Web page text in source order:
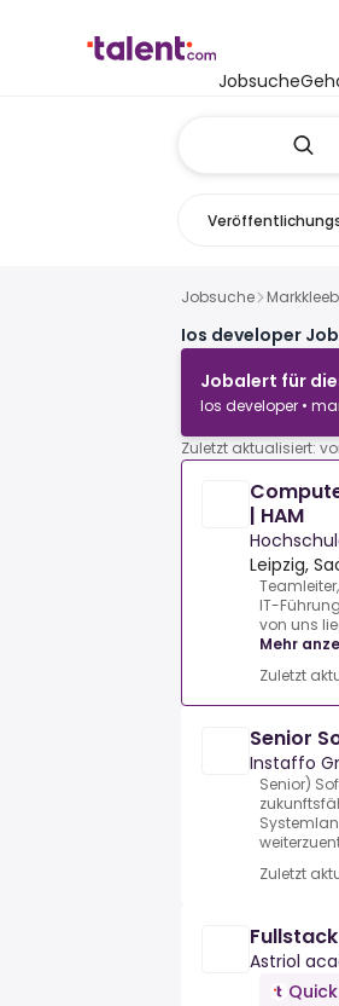
Jobsuche
Jobsuche
Ios developer
Jobalert für
Ios developer •
Zuletzt aktualisiert:
| HAM
Leipzig,
IT-
von uns
Mehr
Zuletzt
Senior
Instaffo
Senior)
Zuletzt
Astriol